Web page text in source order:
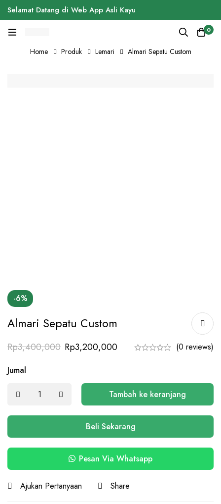
Selamat Datang di Web App Asli Kayu
0
Home Produk Lemari Almari Sepatu Custom
-6%
Almari Sepatu Custom
Rp3,400,000 Rp3,200,000 (0 reviews)
Jumal
Tambah ke keranjang
Beli Sekarang
Pesan Via Whatsapp
Ajukan Pertanyaan Share